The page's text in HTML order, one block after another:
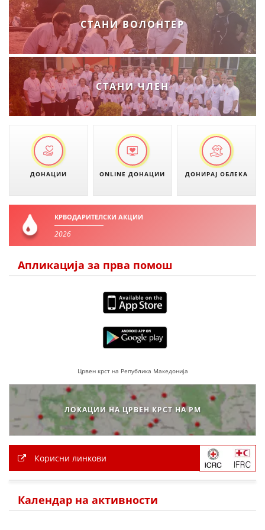
ДЕЈСТВУВАЊЕ
ПРИРАЧНИЦИ
СТРАТЕГИИ
БРОШУРИ
ПОСТЕРИ
СТАНИ ВОЛОНТЕР
СТАНИ ЧЛЕН
ДОНАЦИИ ONLINE ДОНАЦИИ ДОНИРАЈ ОБЛЕКА
КРВОДАРИТЕЛСКИ АКЦИИ
2026
Апликација за прва помош
Црвен крст на Република Македонија
ЛОКАЦИИ НА ЦРВЕН КРСТ НА РМ
Корисни линкови
Календар на активности